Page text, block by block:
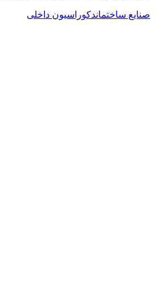
صنایع ساختماندکوراسیون داخلی